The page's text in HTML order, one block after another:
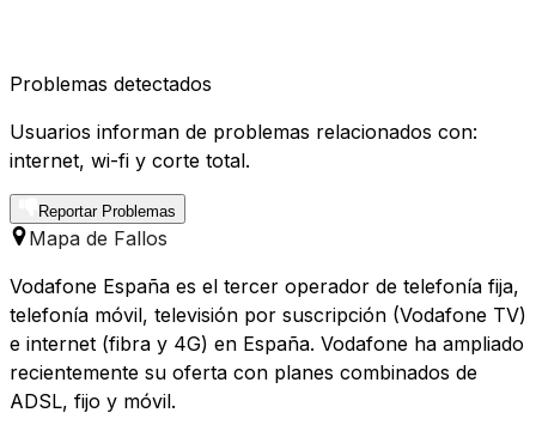
Problemas detectados
Usuarios informan de problemas relacionados con:
internet, wi-fi y corte total.
Reportar Problemas
Mapa de Fallos
Vodafone España es el tercer operador de telefonía fija,
telefonía móvil, televisión por suscripción (Vodafone TV)
e internet (fibra y 4G) en España. Vodafone ha ampliado
recientemente su oferta con planes combinados de
ADSL, fijo y móvil.